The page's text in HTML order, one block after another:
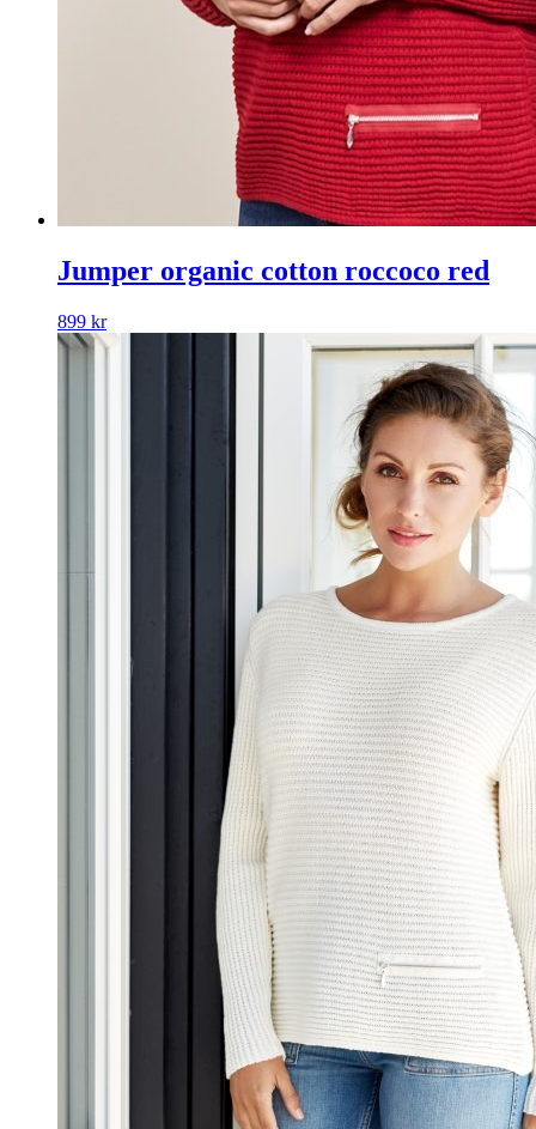
Jumper organic cotton roccoco red
899 kr